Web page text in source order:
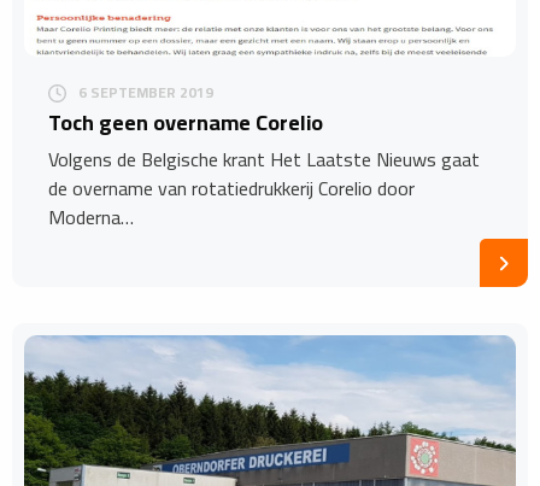
6 SEPTEMBER 2019
Toch geen overname Corelio
Volgens de Belgische krant Het Laatste Nieuws gaat
de overname van rotatiedrukkerij Corelio door
Moderna…